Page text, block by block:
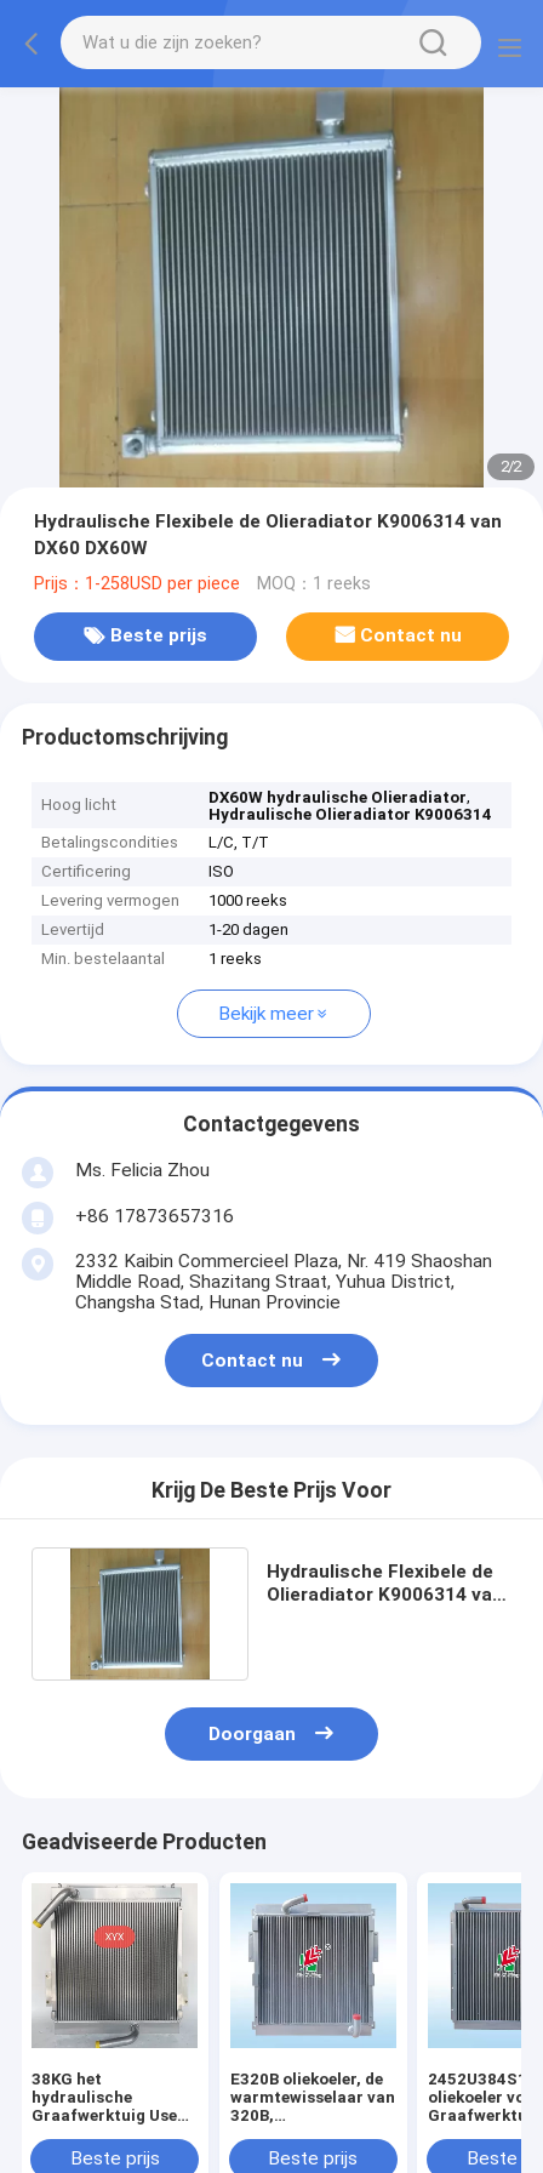
2/2
Hydraulische Flexibele de Olieradiator K9006314 van
DX60 DX60W
Prijs：1-258USD per piece MOQ：1 reeks
Beste prijs Contact nu
Productomschrijving
Hoog licht DX60W hydraulische Olieradiator,
Hydraulische Olieradiator K9006314
Betalingscondities
L/C, T/T
Certificering
ISO
Levering vermogen
1000 reeks
Levertijd
1-20 dagen
Min. bestelaantal
1 reeks
Bekijk meer
Contactgegevens
Ms. Felicia Zhou
+86 17873657316
2332 Kaibin Commercieel Plaza, Nr. 419 Shaoshan
Middle Road, Shazitang Straat, Yuhua District,
Changsha Stad, Hunan Provincie
Contact nu
Krijg De Beste Prijs Voor
Hydraulische Flexibele de
Olieradiator K9006314 van
Doorgaan
Geadviseerde Producten
38KG het
hydraulische
Graafwerktuig Use
Voerman E320 van
Beste prijs
E320B oliekoeler, de
warmtewisselaar van
320B,
luchtkoeler,
Beste prijs
2452U384S1
oliekoeler
MD200BLC
Beste